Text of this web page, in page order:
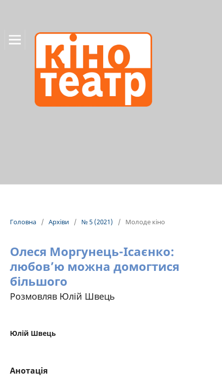
Головна / Архіви / № 5 (2021) / Молоде кіно
Олеся Моргунець-Ісаєнко:
любов’ю можна домогтися
більшого
Розмовляв Юлій Швець
Юлій Швець
Анотація